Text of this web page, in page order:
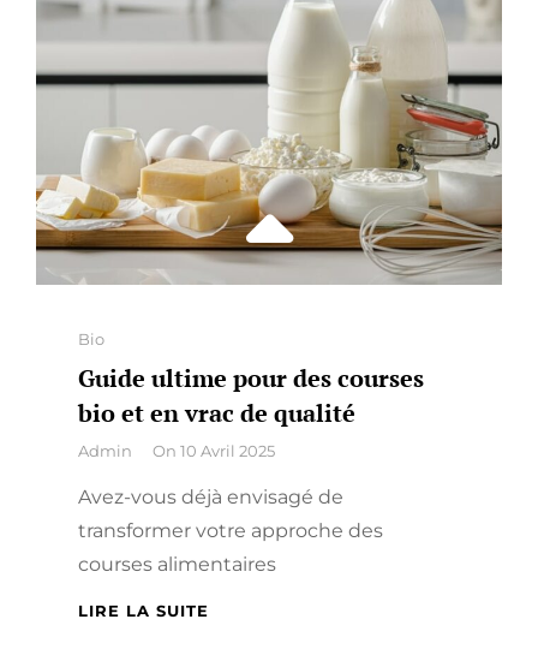
CHAQUE
Categories
Bio
Guide ultime pour des courses
bio et en vrac de qualité
By
Admin On 10 Avril 2025
Avez-vous déjà envisagé de
transformer votre approche des
courses alimentaires
LIRE LA SUITE